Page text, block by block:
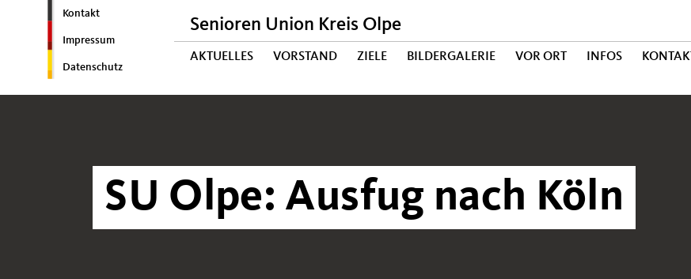
Kontakt
Impressum
Datenschutz
Senioren Union Kreis Olpe
AKTUELLES VORSTAND ZIELE BILDERGALERIE VOR ORT INFOS KONTAKT
SU Olpe: Ausfug nach Köln